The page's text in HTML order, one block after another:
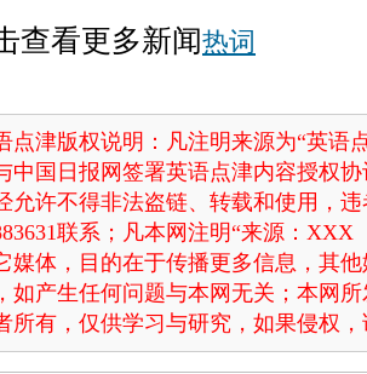
查看更多新闻热词
点津版权说明：凡注明来源为“英语
中国日报网签署英语点津内容授权
允许不得非法盗链、转载和使用，
联系；凡本网注明“来源：
媒体，目的在于传播更多信息，其
如产生任何问题与本网无关；本网
所有，仅供学习与研究，如果侵权